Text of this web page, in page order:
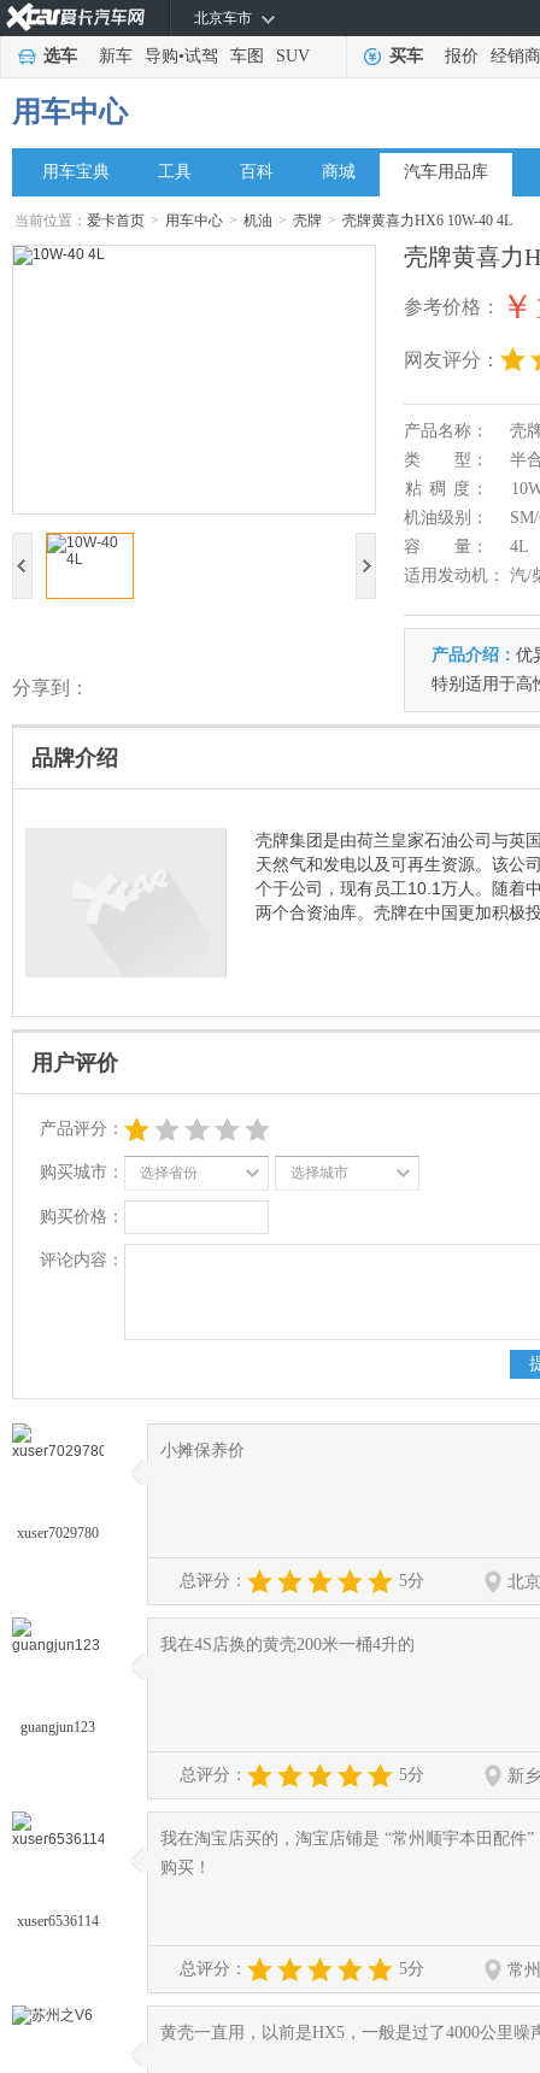
北京车市
选车 新车 导购•试驾 车图 SUV 买车 报价 经销商
用车中心
用车宝典 工具 百科 商城 汽车用品库
当前位置：爱卡首页 > 用车中心 > 机油 > 壳牌 > 壳牌黄喜力HX6 10W-40 4L
分享到：
壳牌黄喜力
参考价格：
网友评分：
产品名称：
壳
类 型：
半
粘 稠 度：
机油级别：
容 量：
4L
适用发动机：
汽/
产品介绍： 优
特别适用于高
品牌介绍
壳牌集团是由荷兰皇家石油公司与英
天然气和发电以及可再生资源。该公
个于公司，现有员工10.1万人。随着
两个合资油库。壳牌在中国更加积极
用户评价
产品评分：
购买城市： 选择省份 选择城市
购买价格：
评论内容：
xuser7029780
◆
◆ 小摊保养价
总评分： 5分 北
guangjun123
◆
◆ 我在4S店换的黄壳200米一桶4升的
总评分： 5分 新
xuser6536114
◆
◆
我在淘宝店买的，淘宝店铺是 “常州顺宇本田配件
购买！
总评分： 5分 常
◆
◆ 黄壳一直用，以前是HX5，一般是过了4000公里